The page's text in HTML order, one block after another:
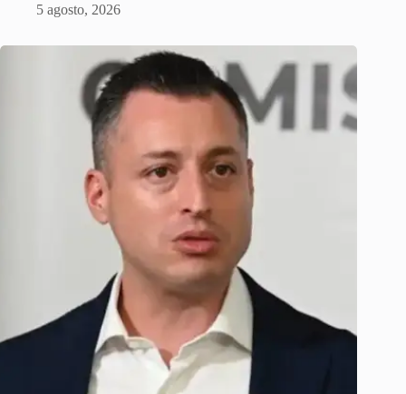
5 agosto, 2026